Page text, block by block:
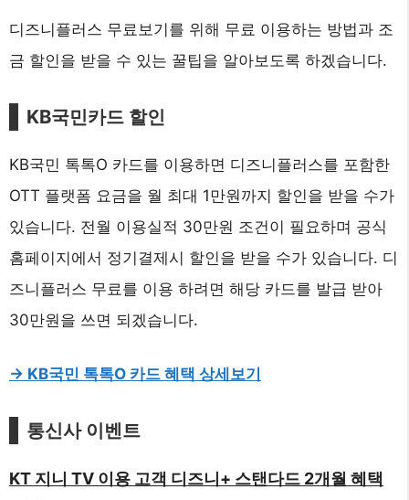
디즈니플러스 무료보기를 위해 무료 이용하는 방법과 조
금 할인을 받을 수 있는 꿀팁을 알아보도록 하겠습니다.
KB국민카드 할인
KB국민 톡톡O 카드를 이용하면 디즈니플러스를 포함한
OTT 플랫폼 요금을 월 최대 1만원까지 할인을 받을 수가
있습니다. 전월 이용실적 30만원 조건이 필요하며 공식
홈페이지에서 정기결제시 할인을 받을 수가 있습니다. 디
즈니플러스 무료를 이용 하려면 해당 카드를 발급 받아
30만원을 쓰면 되겠습니다.
-> KB국민 톡톡O 카드 혜택 상세보기
통신사 이벤트
KT 지니 TV 이용 고객 디즈니+ 스탠다드 2개월 혜택